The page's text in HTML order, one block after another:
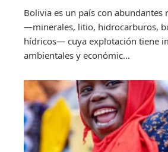
Bolivia es un país con abundantes
—minerales, litio, hidrocarburos,
hídricos— cuya explotación tiene
ambientales y económic...